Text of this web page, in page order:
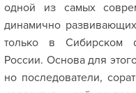
одной из самых
динамично
только в Сибирском
России. Основа для
но последователи,